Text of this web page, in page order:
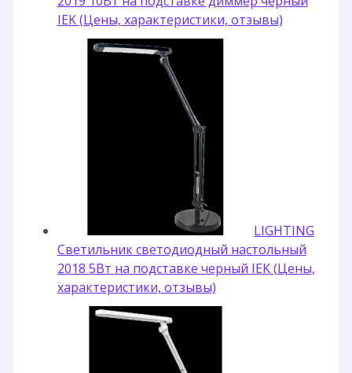
IEK (Цены, характеристики, отзывы)
LIGHTING
Светильник светодиодный настольный
2018 5Вт на подставке черный IEK (Цены,
характеристики, отзывы)